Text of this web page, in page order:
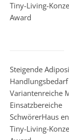
Tiny-Living-
Award
Steigende
Variantenreiche
Einsatzbereiche
SchwörerHaus
Tiny-Living-